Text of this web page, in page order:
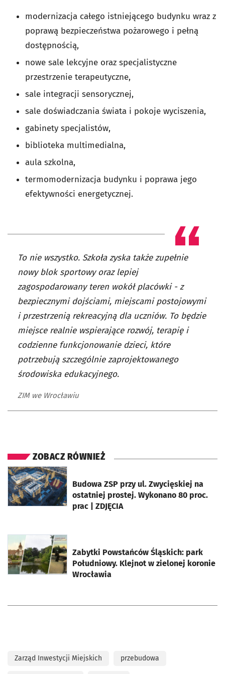
modernizacja całego istniejącego budynku wraz z
poprawą bezpieczeństwa pożarowego i pełną
dostępnością,
nowe sale lekcyjne oraz specjalistyczne
przestrzenie terapeutyczne,
sale integracji sensorycznej,
sale doświadczania świata i pokoje wyciszenia,
gabinety specjalistów,
biblioteka multimedialna,
aula szkolna,
termomodernizacja budynku i poprawa jego
efektywności energetycznej.
To nie wszystko. Szkoła zyska także zupełnie
nowy blok sportowy oraz lepiej
zagospodarowany teren wokół placówki - z
bezpiecznymi dojściami, miejscami postojowymi
i przestrzenią rekreacyjną dla uczniów. To będzie
miejsce realnie wspierające rozwój, terapię i
codzienne funkcjonowanie dzieci, które
potrzebują szczególnie zaprojektowanego
środowiska edukacyjnego.
ZIM we Wrocławiu
ZOBACZ RÓWNIEŻ
Budowa ZSP przy ul. Zwycięskiej na
ostatniej prostej. Wykonano 80 proc.
prac | ZDJĘCIA
otworzy się w nowej karcie
Zabytki Powstańców Śląskich: park
Południowy. Klejnot w zielonej koronie
Wrocławia
otworzy się w nowej karcie
Zarząd Inwestycji Miejskich przebudowa